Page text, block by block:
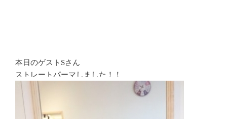
本日のゲストSさん
ストレートパーマしました！！